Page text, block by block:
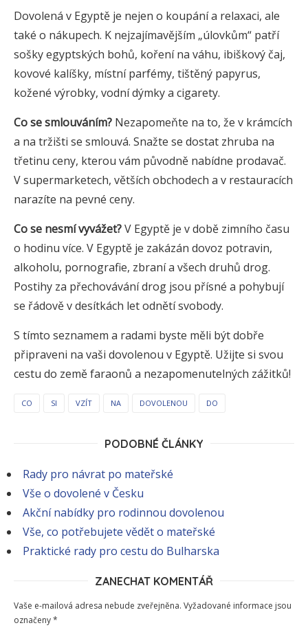
Dovolená v Egyptě je nejen o koupání a relaxaci, ale
také o nákupech. K nejzajímavějším „úlovkům“ patří
sošky egyptských bohů, koření na váhu, ibiškový čaj,
kovové kalíšky, místní parfémy, tištěný papyrus,
kožené výrobky, vodní dýmky a cigarety.
Co se smlouváním? Nezapomeňte na to, že v krámcích
a na tržišti se smlouvá. Snažte se dostat zhruba na
třetinu ceny, kterou vám původně nabídne prodavač.
V supermarketech, větších obchodech a v restauracích
narazíte na pevné ceny.
Co se nesmí vyvážet?V Egyptě je v době zimního času
o hodinu více. V Egyptě je zakázán dovoz potravin,
alkoholu, pornografie, zbraní a všech druhů drog.
Postihy za přechovávání drog jsou přísné a pohybují
se řádově v desítkách let odnětí svobody.
S tímto seznamem a radami byste měli být dobře
připraveni na vaši dovolenou v Egyptě. Užijte si svou
cestu do země faraonů a nezapomenutelných zážitků!
CO SI VZÍT NA DOVOLENOU DO
PODOBNÉ ČLÁNKY
Rady pro návrat po mateřské
Vše o dovolené v Česku
Akční nabídky pro rodinnou dovolenou
Vše, co potřebujete vědět o mateřské
Praktické rady pro cestu do Bulharska
ZANECHAT KOMENTÁŘ
Vaše e-mailová adresa nebude zveřejněna. Vyžadované informace jsou
označeny*